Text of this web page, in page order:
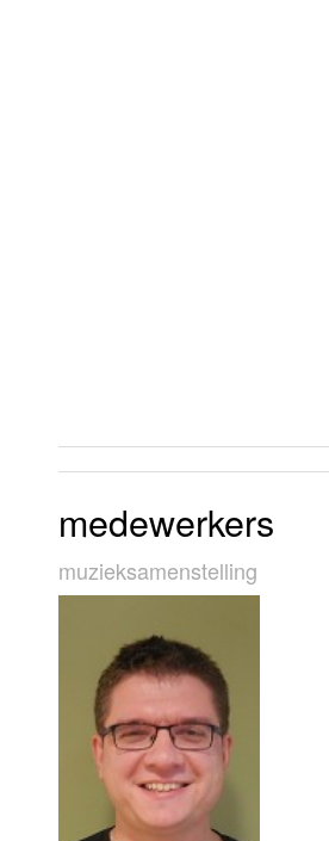
medewerkers
muziek­sa­men­stel­ling